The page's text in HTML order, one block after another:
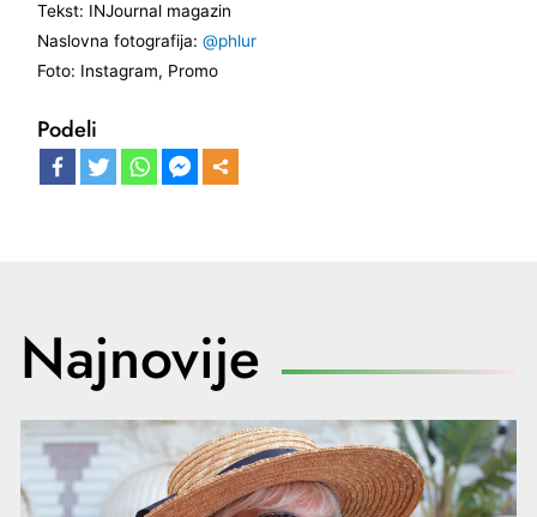
Tekst: INJournal magazin
Naslovna fotografija:@phlur
Foto: Instagram, Promo
Podeli
Najnovije